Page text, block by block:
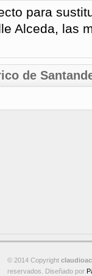
para
Alceda, las
de
© 2014 Copyright
reservados. Diseñado por